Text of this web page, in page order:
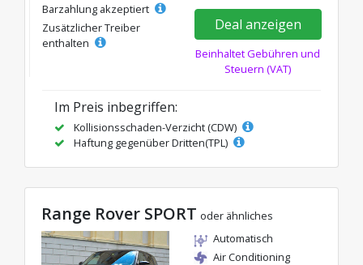
Barzahlung akzeptiert
Zusätzlicher Treiber
enthalten
Deal anzeigen
Beinhaltet Gebühren und
Steuern (VAT)
Im Preis inbegriffen:
Kollisionsschaden-Verzicht (CDW)
Haftung gegenüber Dritten(TPL)
Range Rover SPORT oder ähnliches
Automatisch
Air Conditioning